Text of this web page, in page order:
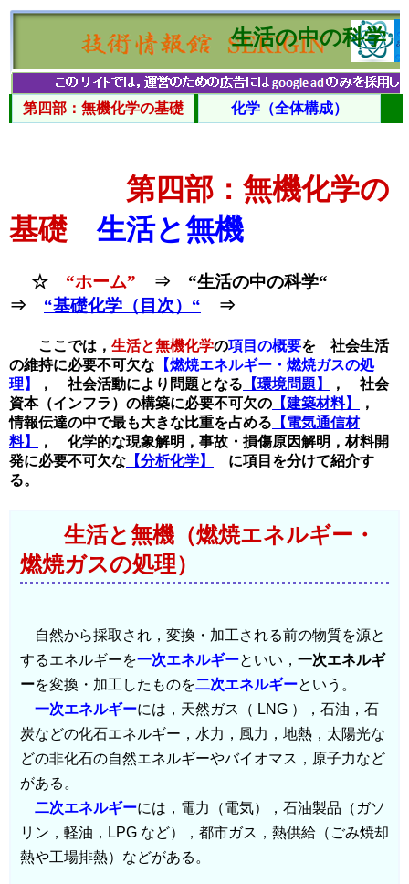
生活の中の科学
第四部：無機化学の基礎 化学（全体構成）
第四部：無機化学の
基礎 生活と無機
☆ “ホーム” ⇒ “生活の中の科学“
⇒ “基礎化学（目次）“ ⇒
ここでは， 生活と無機化学の項目の概要を 社会生活
の維持に必要不可欠な 【燃焼エネルギー・燃焼ガスの処
理】
， 社会活動により問題となる 【環境問題】
， 社会
資本（インフラ）の構築に必要不可欠の 【建築材料】
，
情報伝達の中で最も大きな比重を占める 【電気通信材
料】
， 化学的な現象解明，事故・損傷原因解明，材料開
発に必要不可欠な 【分析化学】
に項目を分けて紹介す
る。
生活と無機（燃焼エネルギー・
燃焼ガスの処理）
自然から採取され，変換・加工される前の物質を源と
するエネルギーを一次エネルギーといい， 一次エネルギ
ーを変換・加工したものを二次エネルギーという。
一次エネルギーには，天然ガス（ LNG ），石油，石
炭などの化石エネルギー，水力，風力，地熱，太陽光な
どの非化石の自然エネルギーやバイオマス，原子力など
がある。
二次エネルギーには，電力（電気），石油製品（ガソ
リン，軽油，LPG など），都市ガス，熱供給（ごみ焼却
熱や工場排熱）などがある。